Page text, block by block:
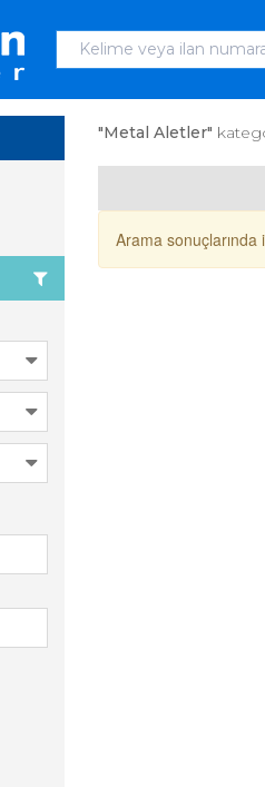
"Metal Aletler"
Arama sonuçlarında